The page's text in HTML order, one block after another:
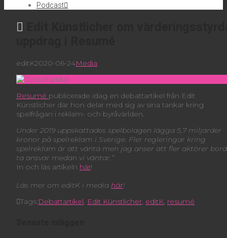
Podcast
editK2020-06-24Media
Resumé publicerade idag en debattartikel från Edit
Künstlicher där hon delar med sig av sina tankar kring
spelfrågan i reklam- och byråvärlden.
Under 2019 uppskattades spelbolagen lägga 5,7 miljarder
kronor på spelreklam i Sverige. Fler regleringar kring
spelreklam är att vänta men jag anser att fler aktörer
ta ansvar medan vi väntar.”
In och läs artikeln här!
Läs mer om editK i media här!
Tags:Debattartikel Edit Künstlicher editK resumé